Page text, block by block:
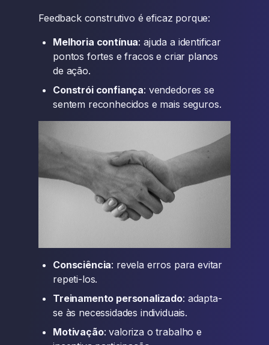
Feedback construtivo é eficaz porque:
Melhoria contínua: ajuda a identificar
pontos fortes e fracos e criar planos
de ação.
Constrói confiança: vendedores se
sentem reconhecidos e mais seguros.
Consciência: revela erros para evitar
repeti-los.
Treinamento personalizado: adapta-
se às necessidades individuais.
Motivação: valoriza o trabalho e